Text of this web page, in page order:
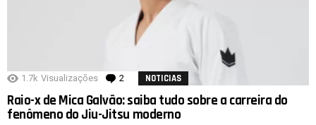
1.7k Visualizações 2 Comentários
NOTICIAS
Raio-x de Mica Galvão: saiba tudo sobre a carreira do
fenômeno do Jiu-Jitsu moderno